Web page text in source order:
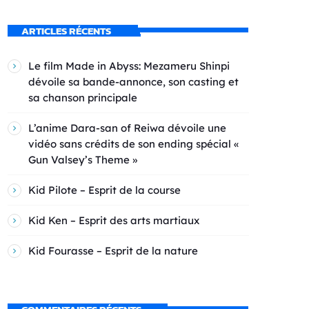
ARTICLES RÉCENTS
Le film Made in Abyss: Mezameru Shinpi
dévoile sa bande-annonce, son casting et
sa chanson principale
L’anime Dara-san of Reiwa dévoile une
vidéo sans crédits de son ending spécial «
Gun Valsey’s Theme »
Kid Pilote – Esprit de la course
Kid Ken – Esprit des arts martiaux
Kid Fourasse – Esprit de la nature